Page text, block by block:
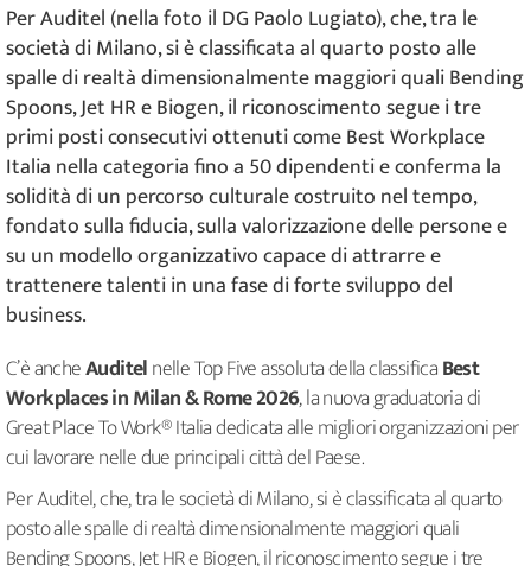
Per Auditel (nella foto il DG Paolo Lugiato), che, tra le
società di Milano, si è classificata al quarto posto alle
spalle di realtà dimensionalmente maggiori quali Bending
Spoons, Jet HR e Biogen, il riconoscimento segue i tre
primi posti consecutivi ottenuti come Best Workplace
Italia nella categoria fino a 50 dipendenti e conferma la
solidità di un percorso culturale costruito nel tempo,
fondato sulla fiducia, sulla valorizzazione delle persone e
su un modello organizzativo capace di attrarre e
trattenere talenti in una fase di forte sviluppo del
business.
C’è ancheAuditelnelle Top Five assoluta della classificaBest
Workplaces in Milan & Rome 2026, la nuova graduatoria di
Great Place To Work® Italia dedicata alle migliori organizzazioni per
cui lavorare nelle due principali città del Paese.
Per Auditel, che, tra le società di Milano, si è classificata al quarto
posto alle spalle di realtà dimensionalmente maggiori quali